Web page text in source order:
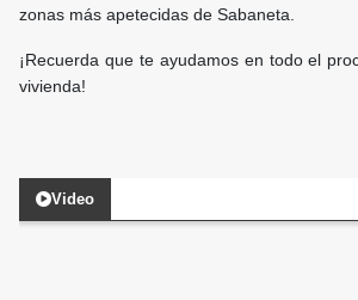
zonas más apetecidas de Sabaneta.
¡Recuerda que te ayudamos en todo el
vivienda!
Video